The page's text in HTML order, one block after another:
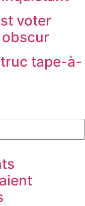
voter
tape-à-